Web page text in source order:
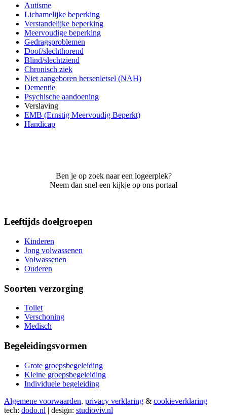
Autisme
Lichamelijke beperking
Verstandelijke beperking
Meervoudige beperking
Gedragsproblemen
Doof/slechthorend
Blind/slechtziend
Chronisch ziek
Niet aangeboren hersenletsel (NAH)
Dementie
Psychische aandoening
Verslaving
EMB (Ernstig Meervoudig Beperkt)
Handicap
Ben je op zoek naar een logeerplek?
Neem dan snel een kijkje op ons portaal
Leeftijds doelgroepen
Kinderen
Jong volwassenen
Volwassenen
Ouderen
Soorten verzorging
Toilet
Verschoning
Medisch
Begeleidingsvormen
Grote groepsbegeleiding
Kleine groepsbegeleiding
Individuele begeleiding
Algemene voorwaarden, privacy verklaring & cookieverklaring
tech: dodo.nl | design: studioviv.nl